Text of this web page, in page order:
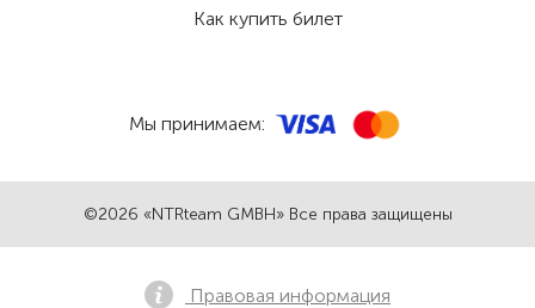
©2026 «NTRteam GMBH» Все права защищены
Как купить билет
Мы принимаем:
Правовая информация